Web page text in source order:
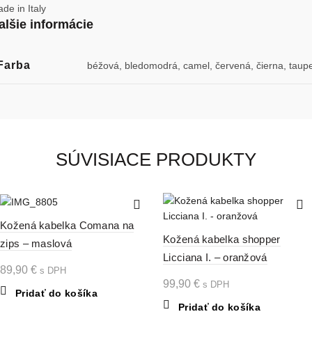
in Italy
informácie
béžová, bledomodrá, camel, červená, čierna,
SÚVISIACE PRODUKTY
Kožená kabelka Comana na
zips – maslová
89,90 € s DPH
Pridať do košíka
Kožená kabelka shopper
Licciana I. – oranžová
99,90 € s DPH
Pridať do košíka